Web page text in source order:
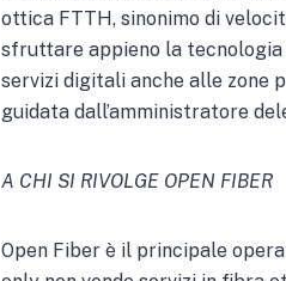
ottica FTTH, sinonimo di
sfruttare appieno la
servizi digitali anche alle zone
guidata dall’amministratore
A CHI SI RIVOLGE OPEN FIBER
Open Fiber è il principale